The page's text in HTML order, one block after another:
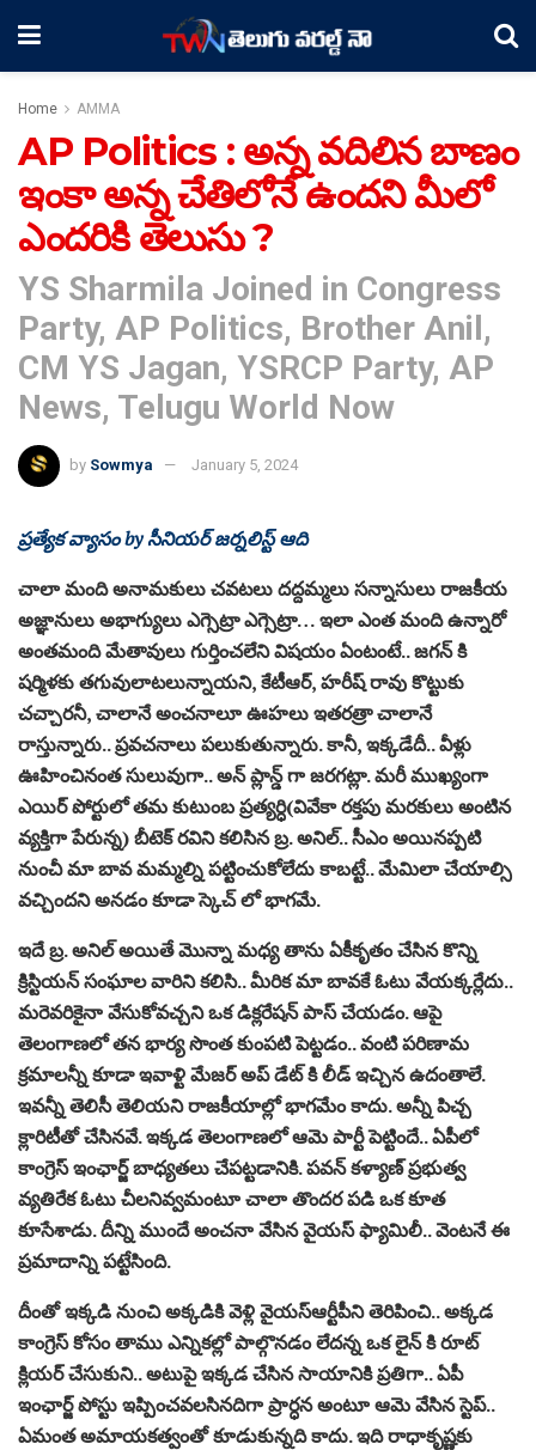
Home AMMA
AP Politics : అన్న వ‌దిలిన బాణం
ఇంకా అన్న చేతిలోనే ఉంద‌ని మీలో
ఎంద‌రికి తెలుసు ?
YS Sharmila Joined in Congress
Party, AP Politics, Brother Anil,
CM YS Jagan, YSRCP Party, AP
News, Telugu World Now
by Sowmya January 5, 2024
ప్రత్యేక వ్యాసం by సీనియర్ జర్నలిస్ట్ ఆది
చాలా మంది అనామ‌కులు చ‌వ‌ట‌లు ద‌ద్ద‌మ్మ‌లు స‌న్నాసులు రాజ‌కీయ
అజ్ఞానులు అభాగ్యులు ఎగ్సెట్రా ఎగ్సెట్రా… ఇలా ఎంత మంది ఉన్నారో
అంత‌మంది మేతావులు గుర్తించ‌లేని విష‌యం ఏంటంటే.. జ‌గ‌న్ కి
ష‌ర్మిళ‌కు త‌గువులాట‌లున్నాయ‌ని, కేటీఆర్, హ‌రీష్ రావు కొట్టుకు
చ‌చ్చార‌నీ, చాలానే అంచ‌నాలూ ఊహ‌లు ఇత‌ర‌త్రా చాలానే
రాస్తున్నారు.. ప్ర‌వ‌చ‌నాలు ప‌లుకుతున్నారు. కానీ, ఇక్క‌డేదీ.. వీళ్లు
ఊహించినంత సులువుగా.. అన్ ప్లాన్డ్ గా జ‌ర‌గ‌ట్లా. మ‌రీ ముఖ్యంగా
ఎయిర్ పోర్టులో త‌మ కుటుంబ ప్ర‌త్య‌ర్ధి(వివేకా ర‌క్త‌పు మ‌ర‌కులు అంటిన
వ్య‌క్తిగా పేరున్న‌) బీటెక్ ర‌విని క‌లిసిన బ్ర‌. అనిల్.. సీఎం అయిన‌ప్ప‌టి
నుంచీ మా బావ మ‌మ్మ‌ల్ని ప‌ట్టించుకోలేదు కాబ‌ట్టే.. మేమిలా చేయాల్సి
వ‌చ్చింద‌ని అన‌డం కూడా స్కెచ్ లో భాగ‌మే.
ఇదే బ్ర‌. అనిల్ అయితే మొన్నా మ‌ధ్య తాను ఏకీకృతం చేసిన కొన్ని
క్రిస్టియ‌న్ సంఘాల వారిని క‌లిసి.. మీరిక మా బావ‌కే ఓటు వేయ‌క్క‌ర్లేదు..
మ‌రెవ‌రికైనా వేసుకోవ‌చ్చ‌ని ఒక డిక్ల‌రేష‌న్ పాస్ చేయ‌డం. ఆపై
తెలంగాణ‌లో త‌న భార్య సొంత కుంప‌టి పెట్ట‌డం.. వంటి ప‌రిణామ
క్ర‌మాల‌న్నీ కూడా ఇవాళ్టి మేజ‌ర్ అప్ డేట్ కి లీడ్ ఇచ్చిన ఉదంతాలే.
ఇవ‌న్నీ తెలిసీ తెలియ‌ని రాజ‌కీయాల్లో భాగ‌మేం కాదు. అన్నీ పిచ్చ
క్లారిటీతో చేసిన‌వే. ఇక్క‌డ తెలంగాణ‌లో ఆమె పార్టీ పెట్టిందే.. ఏపీలో
కాంగ్రెస్ ఇంఛార్జ్ బాధ్య‌త‌లు చేప‌ట్ట‌డానికి. ప‌వ‌న్ క‌ళ్యాణ్ ప్ర‌భుత్వ
వ్య‌తిరేక ఓటు చీల‌నివ్వ‌మంటూ చాలా తొంద‌ర ప‌డి ఒక కూత
కూసేశాడు. దీన్ని ముందే అంచ‌నా వేసిన వైయ‌స్ ఫ్యామిలీ.. వెంట‌నే ఈ
ప్ర‌మాదాన్ని ప‌ట్టేసింది.
దీంతో ఇక్క‌డి నుంచి అక్క‌డికి వెళ్లి వైయ‌స్ఆర్టీపీని తెరిపించి.. అక్క‌డ
కాంగ్రెస్ కోసం తాము ఎన్నిక‌ల్లో పాల్గొన‌డం లేద‌న్న ఒక లైన్ కి రూట్
క్లియ‌ర్ చేసుకుని.. అటుపై ఇక్క‌డ చేసిన సాయానికి ప్ర‌తిగా.. ఏపీ
ఇంఛార్జ్ పోస్టు ఇప్పించ‌వ‌ల‌సిన‌దిగా ప్రార్ధ‌న అంటూ ఆమె వేసిన స్టెప్..
ఏమంత అమాయ‌క‌త్వంతో కూడుకున్న‌ది కాదు. ఇది రాధాకృష్ణ‌కు